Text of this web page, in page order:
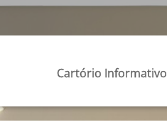
Cartório Informativo